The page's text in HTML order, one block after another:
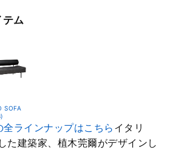
テム
SOFA
ラインナップはこちら イタリ
た建築家、植木莞爾がデザインし